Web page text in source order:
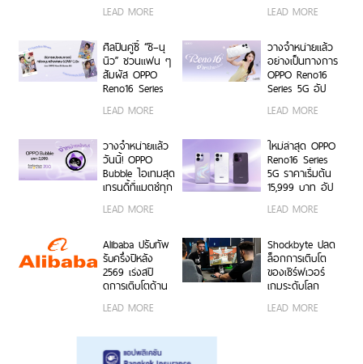
คลูซีฟ
สนุก บุก 6 รั้ว
ประเทศ ชวนเหล่า
นักศึกษา มา
Make Your
Moment กับ
Series 5G เร็ว ๆ
LEAD MORE คอนเสิร์ตโซน VIP
Edition Gift Box
สุดเอ็กซ์คลูซีฟ
ร่วมสนุกได้ตั้งแต่
6 ก.ค. – 17 ส.ค.
LEAD MORE
ศิลปินคู่ซี้ “ซี–นุ
นิว” ชวนแฟน ๆ
สัมผัส OPPO
Reno16 Series
Unbox พร้อม
กล้องมุมกว้าง
พิเศษ 50MP
0.6x เก็บทุก
โมเมนต์ โดดเด่น
LEAD MORE
วางจำหน่ายแล้ว
อย่างเป็นทางการ
OPPO Reno16
Series 5G อัป
กว้างพิเศษ
0.6x ถ่ายคนสวย
สีผิวเป็น
ธรรมชาติทั้งภาพ
นิ่งและวิดีโอ ใน
ราคาเริ่มต้นเพียง
15,999 บาท
สมนาคุณสุดคุ้ม
ค่า!
LEAD MORE
วางจำหน่ายแล้ว
วันนี้! OPPO
Bubble ไอเทมสุด
เทรนดี้ที่แมตช์ทุก
คุณสมบัติเด่น ใช้
งานได้ทั้งบนสมา
ร์ตโฟน OPPO
และระบบ iOS ใน
ราคา 2,999 บาท
LEAD MORE
ใหม่ล่าสุด OPPO
Reno16 Series
5G ราคาเริ่มต้น
15,999 บาท อัป
กว้างพิเศษ
สวยทั้งภาพและ
วิดีโอ พร้อม
ดีไซน์ดวงดาว 3
มิติ ครั้งแรกใน
LEAD MORE
Alibaba ปรับทัพ
รับครึ่งปีหลัง
2569 เร่งสปี
ดการเติบโตด้าน
ขององค์กร
และการขยาย
โครงสร้างพื้นฐาน
LEAD MORE
Shockbyte ปลด
ล็อกการเติบโต
ของเซิร์ฟเวอร์
เกมระดับโลก
เซิร์ฟเวอร์
LEAD MORE